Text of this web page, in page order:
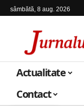
sâmbătă, 8 aug. 2026
Actualitate
Contact